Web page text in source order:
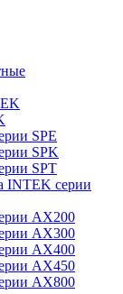
SPE
SPK
SPT
INTEK серии
AX200
AX300
AX400
AX450
AX800